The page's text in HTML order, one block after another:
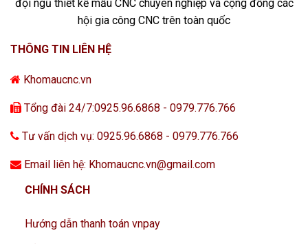
đội ngũ thiết kế mẫu CNC chuyên nghiệp và cộng đồng các
hội gia công CNC trên toàn quốc
THÔNG TIN LIÊN HỆ
Khomaucnc.vn
Tổng đài 24/7:0925.96.6868 - 0979.776.766
Tư vấn dịch vụ: 0925.96.6868 - 0979.776.766
Email liên hệ: Khomaucnc.vn@gmail.com
CHÍNH SÁCH
Hướng dẫn thanh toán vnpay